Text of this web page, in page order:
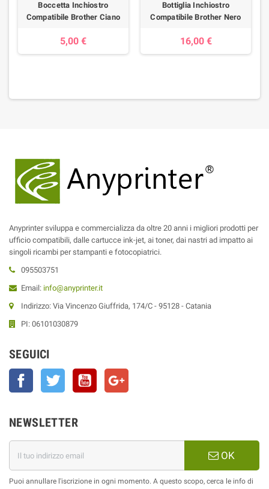
Boccetta Inchiostro
Compatibile Brother Ciano
5,00 €
Bottiglia Inchiostro
Compatibile Brother Nero
16,00 €
Anyprinter sviluppa e commercializza da oltre 20 anni i migliori prodotti per
ufficio compatibili, dalle cartucce ink-jet, ai toner, dai nastri ad impatto ai
singoli ricambi per stampanti e fotocopiatrici.
095503751
Email: info@anyprinter.it
Indirizzo: Via Vincenzo Giuffrida, 174/C - 95128 - Catania
PI: 06101030879
SEGUICI
Facebook Twitter YouTube
NEWSLETTER
OK
Puoi annullare l'iscrizione in ogni momento. A questo scopo, cerca le info di